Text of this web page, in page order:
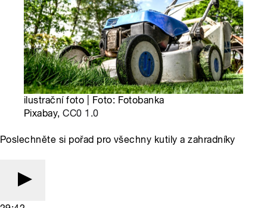
ilustrační foto | Foto: Fotobanka
Pixabay,CC0 1.0
Poslechněte si pořad pro všechny kutily a zahradníky